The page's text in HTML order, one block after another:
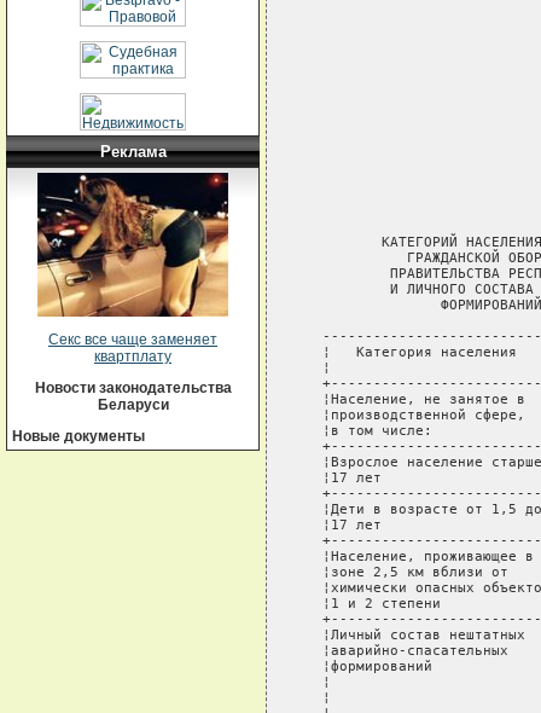
Реклама
Секс все чаще заменяет
квартплату
Новости законодательства
Беларуси
Новые документы
КАТЕГОРИЙ
ГРАЖДАНСКОЙ
ПРАВИТЕЛЬСТВА
И ЛИЧНОГО
¦   Категория населения
¦
¦Население, не занятое в
¦производственной сфере,
¦в том числе:
¦Взрослое население
¦17 лет
¦Дети в возрасте от 1,5
¦17 лет
¦Население, проживающее
¦зоне 2,5 км вблизи от
¦химически опасных
¦1 и 2 степени
¦Личный состав нештатных
¦аварийно-спасательных
¦формирований
¦
¦